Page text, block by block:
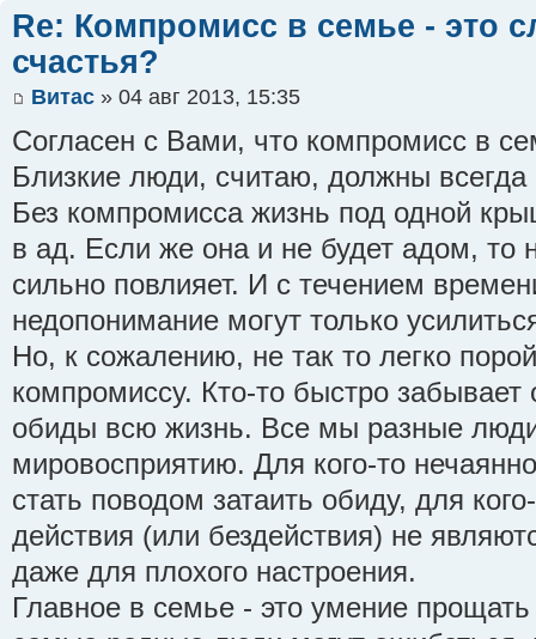
Re: Компромисс в семье - это
счастья?
Витас » 04 авг 2013, 15:35
Согласен с Вами, что компромисс в
Близкие люди, считаю, должны всегда
Без компромисса жизнь под одной
в ад. Если же она и не будет адом, то
сильно повлияет. И с течением
недопонимание могут только
Но, к сожалению, не так то легко
компромиссу. Кто-то быстро
обиды всю жизнь. Все мы разные
мировосприятию. Для кого-то
стать поводом затаить обиду, для
действия (или бездействия) не
даже для плохого настроения.
Главное в семье - это умение